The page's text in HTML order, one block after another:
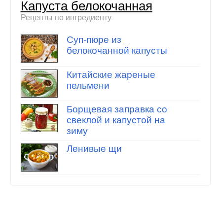
Капуста белокочанная
Рецепты по ингредиенту
Суп-пюре из
белокочанной капусты
Китайские жареные
пельмени
Борщевая заправка со
свеклой и капустой на
зиму
Ленивые щи